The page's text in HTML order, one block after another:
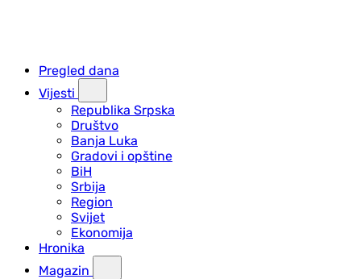
Pregled dana
Vijesti
Republika Srpska
Društvo
Banja Luka
Gradovi i opštine
BiH
Srbija
Region
Svijet
Ekonomija
Hronika
Magazin